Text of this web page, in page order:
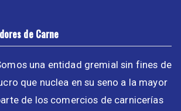
de Carne
una entidad gremial sin fines de
que nuclea en su seno a la mayor
de los comercios de carnicerías